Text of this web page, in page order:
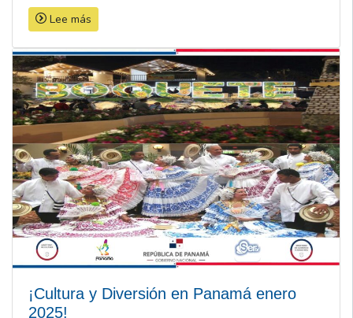
Lee más
¡Cultura y Diversión en Panamá enero
2025!